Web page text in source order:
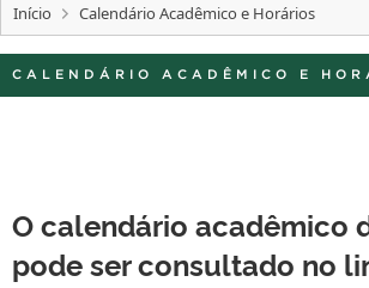
INTERNACIONAL
OUVIDORIA
Início Calendário Acadêmico e Horários
CALENDÁRIO ACADÊMICO E
O calendário acadêmico
pode ser consultado no